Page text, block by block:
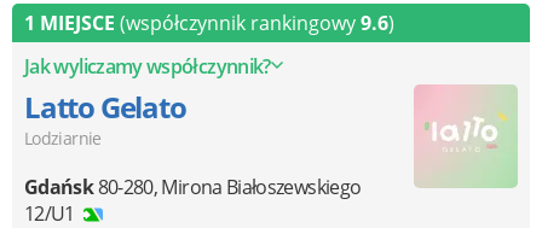
1 MIEJSCE (współczynnik rankingowy9.6)
Jak wyliczamy współczynnik?
Latto Gelato
Lodziarnie
Gdańsk80-280,Mirona Białoszewskiego
12/U1